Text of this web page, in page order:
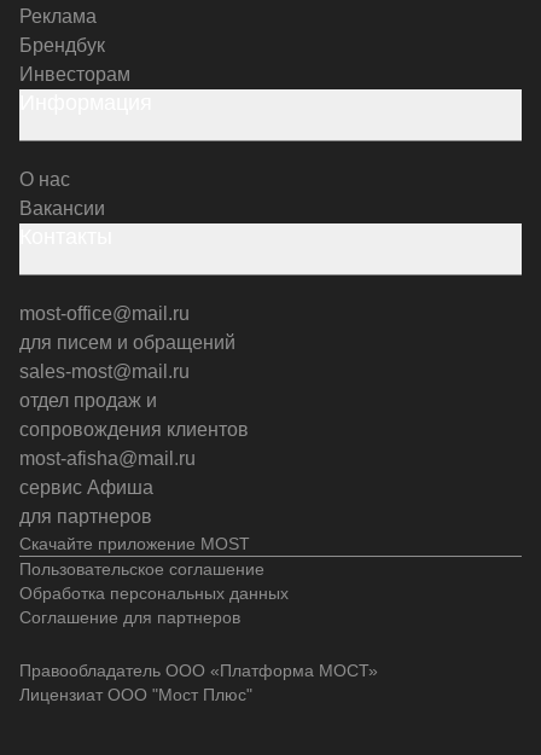
Скачайте приложение MOST
Реклама
Брендбук
Инвесторам
О нас
Вакансии
most-office@mail.ru
для писем и обращений
sales-most@mail.ru
отдел продаж и
сопровождения клиентов
most-afisha@mail.ru
сервис Афиша
для партнеров
Пользовательское соглашение
Обработка персональных данных
Соглашение для партнеров
Правообладатель ООО «Платформа МОСТ»
Лицензиат ООО "Мост Плюс"